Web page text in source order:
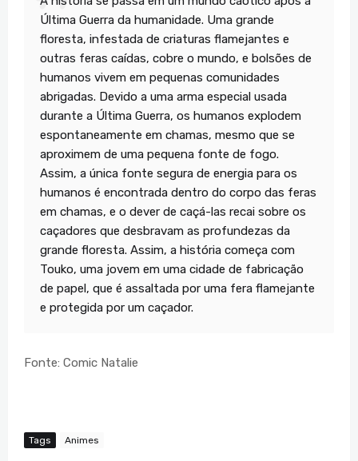
Última Guerra da humanidade. Uma grande
floresta, infestada de criaturas flamejantes e
outras feras caídas, cobre o mundo, e bolsões de
humanos vivem em pequenas comunidades
abrigadas. Devido a uma arma especial usada
durante a Última Guerra, os humanos explodem
espontaneamente em chamas, mesmo que se
aproximem de uma pequena fonte de fogo.
Assim, a única fonte segura de energia para os
humanos é encontrada dentro do corpo das feras
em chamas, e o dever de caçá-las recai sobre os
caçadores que desbravam as profundezas da
grande floresta. Assim, a história começa com
Touko, uma jovem em uma cidade de fabricação
de papel, que é assaltada por uma fera flamejante
e protegida por um caçador.
Fonte: Comic Natalie
Tags Animes